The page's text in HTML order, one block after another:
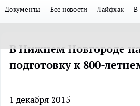
Документы Все новости Лайфхак В
В Нижнем Новгороде
подготовку к 800-
1 декабря 2015